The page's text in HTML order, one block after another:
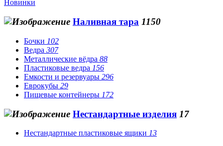
Новинки
Наливная тара 1150
Бочки 102
Ведра 307
Металлические вёдра 88
Пластиковые ведра 156
Емкости и резервуары 296
Еврокубы 29
Пищевые контейнеры 172
Нестандартные изделия 17
Нестандартные пластиковые ящики 13